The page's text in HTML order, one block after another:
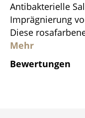
Antibakterielle
Imprägnierung
Diese
Mehr
Bewertungen